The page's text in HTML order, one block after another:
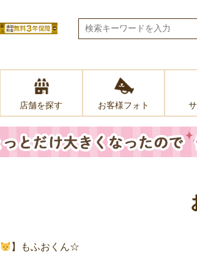
店舗を探す お客様フォト
】もふおくん☆